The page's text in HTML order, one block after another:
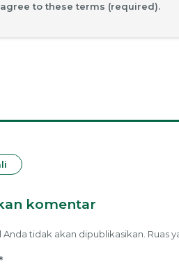
to these terms (required).
komentar
tidak akan dipublikasikan. Ruas